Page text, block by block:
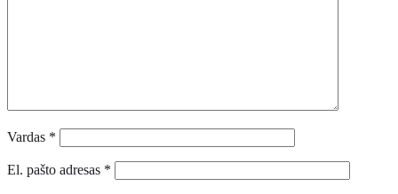
Vardas *
El. pašto adresas *